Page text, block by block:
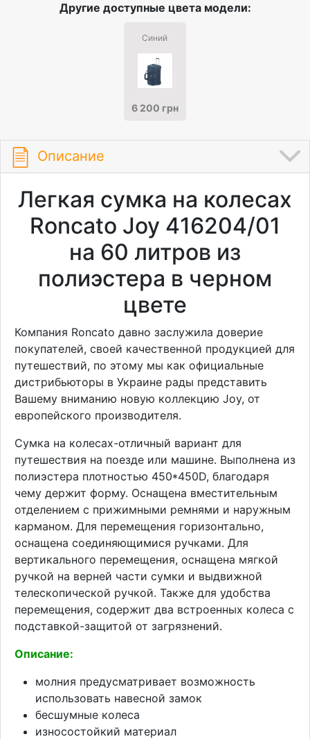
Другие доступные цвета модели:
Синий
6 200 грн
Описание
Легкая сумка на колесах
Roncato Joy 416204/01
на 60 литров из
полиэстера в черном
цвете
Компания Roncato давно заслужила доверие
покупателей, своей качественной продукцией для
путешествий, по этому мы как официальные
дистрибьюторы в Украине рады представить
Вашему вниманию новую коллекцию Joy, от
европейского производителя.
Сумка на колесах-отличный вариант для
путешествия на поезде или машине. Выполнена из
полиэстера плотностью 450*450D, благодаря
чему держит форму. Оснащена вместительным
отделением с прижимными ремнями и наружным
карманом. Для перемещения горизонтально,
оснащена соединяющимися ручками. Для
вертикального перемещения, оснащена мягкой
ручкой на верней части сумки и выдвижной
телескопической ручкой. Также для удобства
перемещения, содержит два встроенных колеса с
подставкой-защитой от загрязнений.
Описание:
молния предусматривает возможность
использовать навесной замок
бесшумные колеса
износостойкий материал